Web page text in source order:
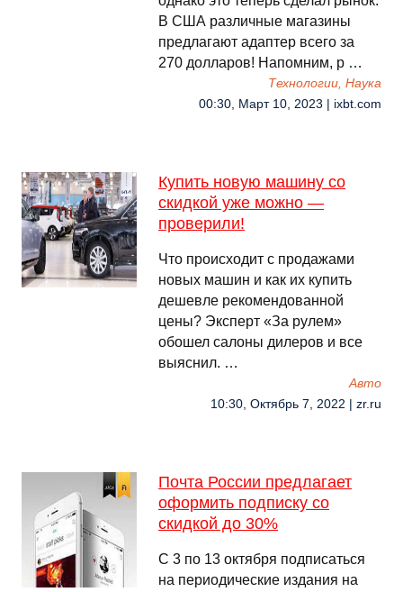
В США различные магазины
предлагают адаптер всего за
270 долларов! Напомним, р …
Технологии, Наука
00:30, Март 10, 2023 | ixbt.com
Купить новую машину со
скидкой уже можно —
проверили!
Что происходит с продажами
новых машин и как их купить
дешевле рекомендованной
цены? Эксперт «За рулем»
обошел салоны дилеров и все
выяснил. …
Авто
10:30, Октябрь 7, 2022 | zr.ru
Почта России предлагает
оформить подписку со
скидкой до 30%
С 3 по 13 октября подписаться
на периодические издания на